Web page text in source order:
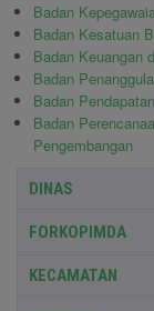
Badan
Badan Kesatuan
Badan Keuangan
Badan
Badan
Badan
Pengembangan
DINAS
FORKOPIMDA
KECAMATAN